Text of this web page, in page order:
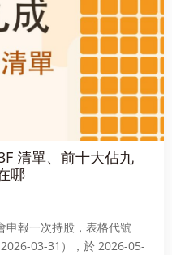
清單、前十大佔九
哪
申報一次持股，表格代號
03-31），於 2026-05-